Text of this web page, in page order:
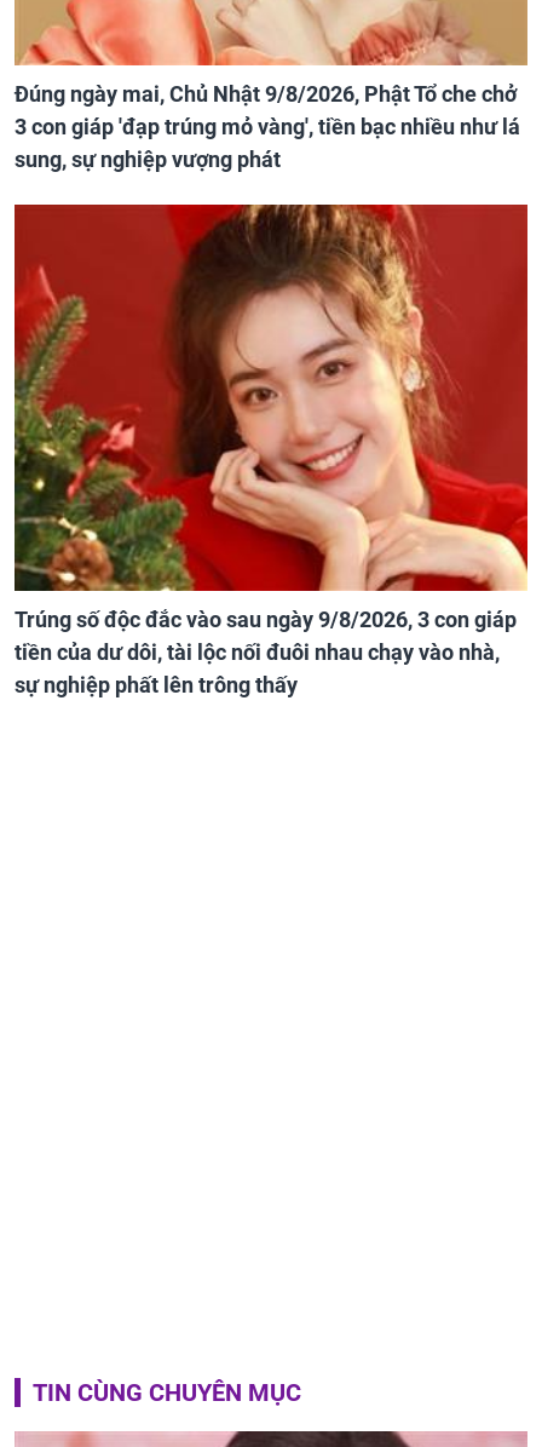
Đúng ngày mai, Chủ Nhật 9/8/2026, Phật Tổ che chở
3 con giáp 'đạp trúng mỏ vàng', tiền bạc nhiều như lá
sung, sự nghiệp vượng phát
Trúng số độc đắc vào sau ngày 9/8/2026, 3 con giáp
tiền của dư dôi, tài lộc nối đuôi nhau chạy vào nhà,
sự nghiệp phất lên trông thấy
TIN CÙNG CHUYÊN MỤC